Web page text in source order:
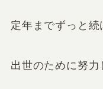
定年までずっと続
出世のために努力